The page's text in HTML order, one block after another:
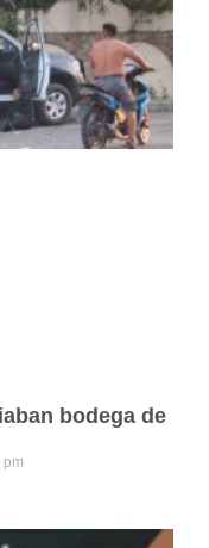
bodega de
pm